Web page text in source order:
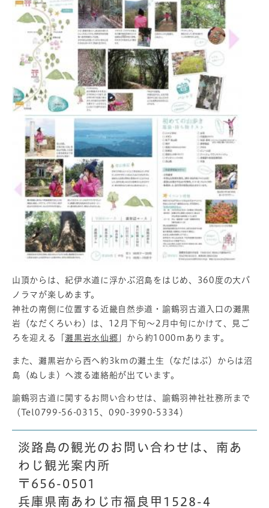
山頂からは、紀伊水道に浮かぶ沼島をはじめ、360度の大パ
ノラマが楽しめます。
神社の南側に位置する近畿自然歩道・諭鶴羽古道入口の灘黒
岩（なだくろいわ）は、12月下旬～2月中旬にかけて、見ご
ろを迎える「灘黒岩水仙郷 」から約1000ｍあります。
また、灘黒岩から西へ約3kmの灘土生（なだはぶ）からは沼
島（ぬしま）へ渡る連絡船が出ています。
諭鶴羽古道に関するお問い合わせは、諭鶴羽神社社務所まで
（Tel0799-56-0315、090-3990-5334）
淡路島の観光のお問い合わせは、南あ
わじ観光案内所
〒656-0501
兵庫県南あわじ市福良甲1528-4